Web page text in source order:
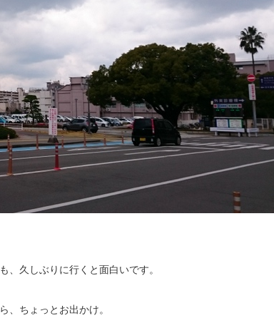
、久しぶりに行くと面白いです。
、ちょっとお出かけ。